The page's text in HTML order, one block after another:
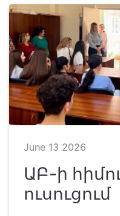
June 13 2026
ԱԲ-ի
ուսուցում